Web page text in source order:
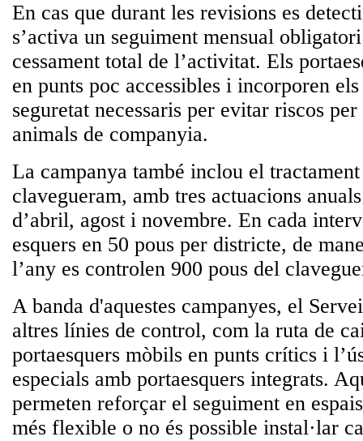
En cas que durant les revisions es
s’activa un seguiment mensual
cessament total de l’activitat. Els
en punts poc accessibles i incorporen
seguretat necessaris per evitar riscos
animals de companyia.
La campanya també inclou el
clavegueram, amb tres actuacions
d’abril, agost i novembre. En cada
esquers en 50 pous per districte, de
l’any es controlen 900 pous del
A banda d'aquestes campanyes, el
altres línies de control, com la ruta de
portaesquers mòbils en punts crítics i
especials amb portaesquers integrats.
permeten reforçar el seguiment en
més flexible o no és possible instal·lar